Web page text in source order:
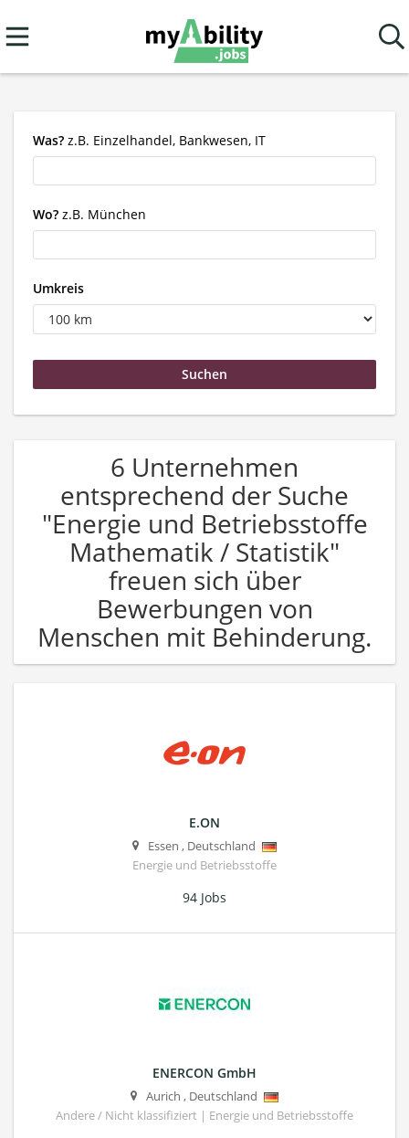
Was? z.B. Einzelhandel, Bankwesen, IT
Wo? z.B. München
Umkreis
6 Unternehmen
entsprechend der Suche
"Energie und Betriebsstoffe
Mathematik / Statistik"
freuen sich über
Bewerbungen von
Menschen mit Behinderung.
E.ON
Essen , Deutschland
Energie und Betriebsstoffe
94 Jobs
ENERCON GmbH
Aurich , Deutschland
Andere / Nicht klassifiziert | Energie und Betriebsstoffe